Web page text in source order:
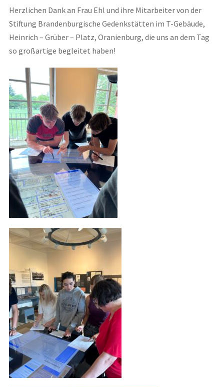
Herzlichen Dank an Frau Ehl und ihre Mitarbeiter von der
Stiftung Brandenburgische Gedenkstätten im T-Gebäude,
Heinrich – Grüber – Platz, Oranienburg, die uns an dem Tag
so großartige begleitet haben!